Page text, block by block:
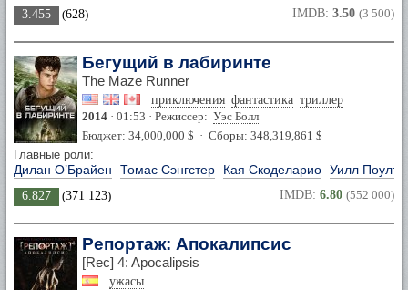
3.455 (628) IMDB: 3.50 (3 500)
Бегущий в лабиринте
The Maze Runner
приключения фантастика триллер
2014 · 01:53 · Режиссер: Уэс Болл
Бюджет: 34,000,000 $ · Сборы: 348,319,861 $
Главные роли:
Дилан О’Брайен Томас Сэнгстер Кая Скоделарио Уилл
6.827 (371 123) IMDB: 6.80 (552 000)
Репортаж: Апокалипсис
[Rec] 4: Apocalipsis
ужасы